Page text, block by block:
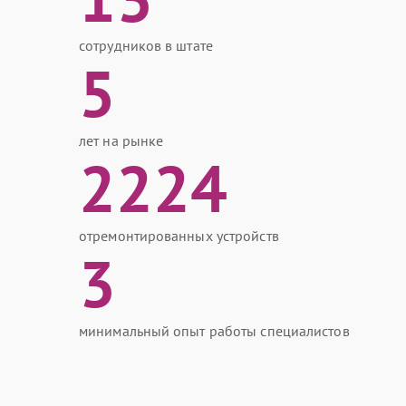
сотрудников в штате
5
лет на рынке
2224
отремонтированных устройств
3
минимальный опыт работы специалистов